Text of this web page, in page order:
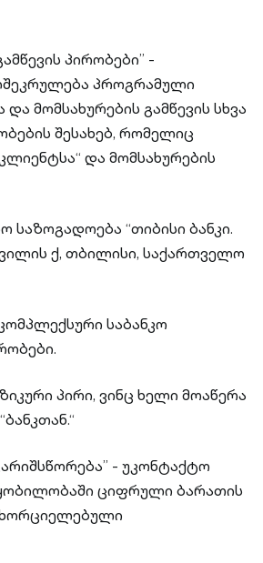
პირობები” -
პროგრამული
მომსახურების გამწევის სხვა
შესახებ, რომელიც
და მომსახურების
საზოგადოება “თიბისი ბანკი.
ქ, თბილისი, საქართველო
საბანკო
პირი, ვინც ხელი მოაწერა
- უკონტაქტო
ციფრული ბარათის